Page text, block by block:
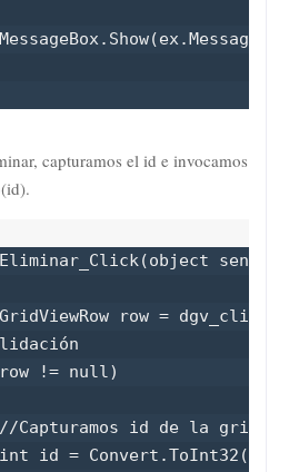
}
capturamos el id e invocamos
row =
!= null)
Capturamos id de la grilla
id =